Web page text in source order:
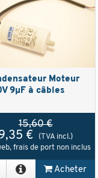
Moteur
9µF à câbles
15,60 €
€
(TVA incl.)
frais de port non inclus
Acheter